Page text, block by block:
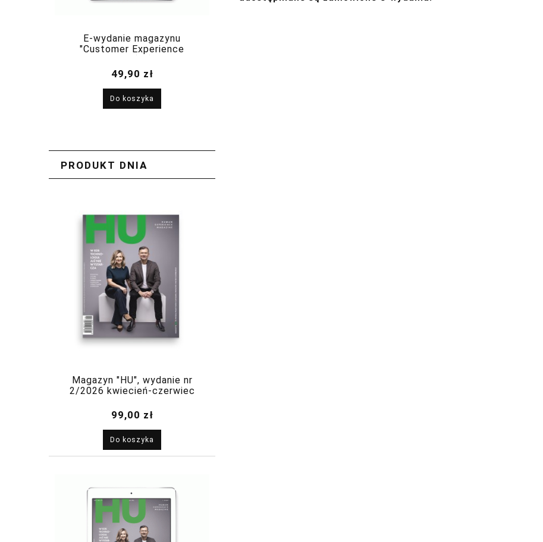
E-wydanie magazynu
"Customer Experience
luty 2024
49,90 zł
Do koszyka
PRODUKT DNIA
Magazyn "HU", wydanie nr
2/2026 kwiecień-czerwiec
99,00 zł
Do koszyka